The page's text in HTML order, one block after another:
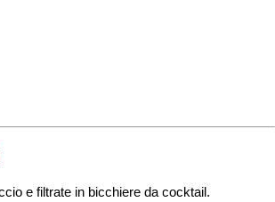
e filtrate in bicchiere da cocktail.